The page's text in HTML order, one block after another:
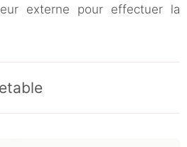
externe pour effectuer la